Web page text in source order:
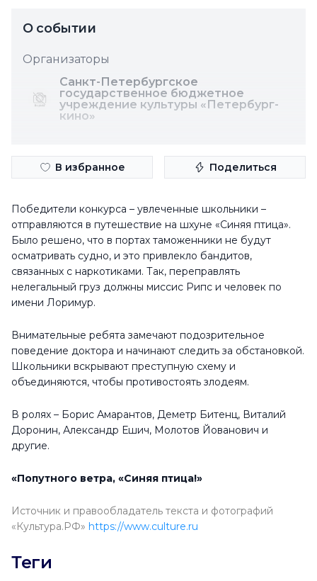
О событии
Организаторы
Санкт-Петербургское
государственное бюджетное
учреждение культуры «Петербург-
кино»
В избранное Поделиться
Победители конкурса – увлеченные школьники –
отправляются в путешествие на шхуне «Синяя птица».
Было решено, что в портах таможенники не будут
осматривать судно, и это привлекло бандитов,
связанных с наркотиками. Так, переправлять
нелегальный груз должны миссис Рипс и человек по
имени Лоримур.
Внимательные ребята замечают подозрительное
поведение доктора и начинают следить за обстановкой.
Школьники вскрывают преступную схему и
объединяются, чтобы противостоять злодеям.
В ролях – Борис Амарантов, Деметр Битенц, Виталий
Доронин, Александр Ешич, Молотов Йованович и
другие.
«Попутного ветра, «Синяя птица!»
Источник и правообладатель текста и фотографий
«Культура.РФ» https://www.culture.ru
Теги